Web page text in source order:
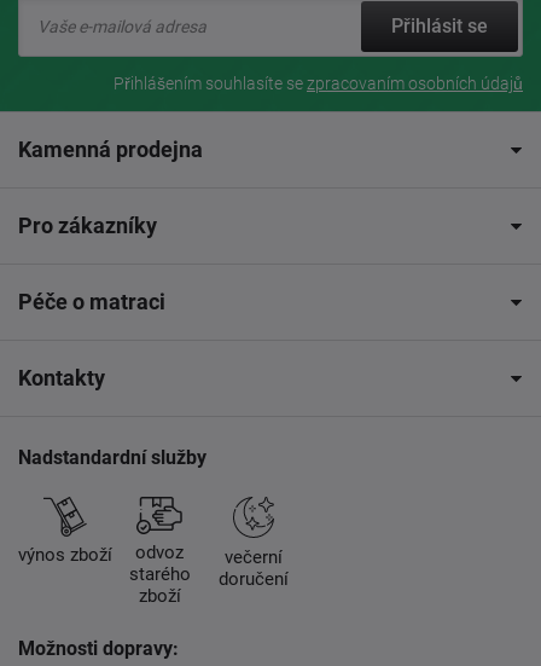
Přihlásit se
Přihlášením souhlasíte sezpracovaním osobních údajů
Kamenná prodejna
Pro zákazníky
Péče o matraci
Kontakty
Nadstandardní služby
výnos zboží
odvoz
starého
zboží
večerní
doručení
Možnosti dopravy: